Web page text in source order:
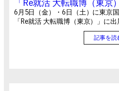
「Re就活 大転職博（東京
6月5日（金）・6日（土）に東京
「Re就活 大転職博（東京）」に
記事を読